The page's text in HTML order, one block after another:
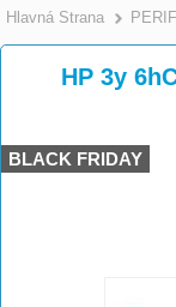
Hlavná Strana
HP 3y
BLACK FRIDAY